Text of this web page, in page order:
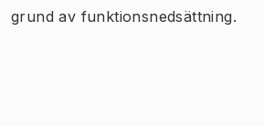
grund av funktionsnedsättning.